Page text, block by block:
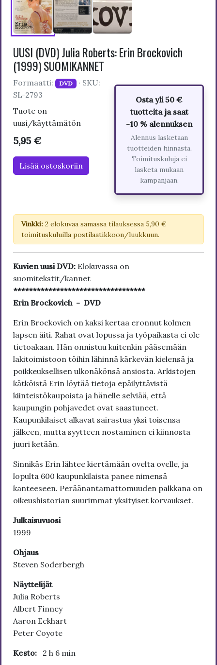
UUSI (DVD) Julia Roberts: Erin Brockovich
(1999) SUOMIKANNET
Formaatti: DVD · SKU:
SL-2793
Tuote on
uusi/käyttämätön
5,95 €
Lisää ostoskoriin
Osta yli 50 €
tuotteita ja saat
-10 % alennuksen
Alennus lasketaan
tuotteiden hinnasta.
Toimituskuluja ei
lasketa mukaan
kampanjaan.
Vinkki: 2 elokuvaa samassa tilauksessa 5,90 €
toimituskuluilla postilaatikkoon/luukkuun.
Kuvien uusi DVD: Elokuvassa on
suomitekstit/kannet
**********************************
Erin Brockovich - DVD
Erin Brockovich on kaksi kertaa eronnut kolmen
lapsen äiti. Rahat ovat lopussa ja työpaikasta ei ole
tietoakaan. Hän onnistuu kuitenkin pääsemään
lakitoimistoon töihin lähinnä kärkevän kielensä ja
poikkeuksellisen ulkonäkönsä ansiosta. Arkistojen
kätköistä Erin löytää tietoja epäilyttävistä
kiinteistökaupoista ja hänelle selviää, että
kaupungin pohjavedet ovat saastuneet.
Kaupunkilaiset alkavat sairastua yksi toisensa
jälkeen, mutta syytteen nostaminen ei kiinnosta
juuri ketään.
Sinnikäs Erin lähtee kiertämään ovelta ovelle, ja
lopulta 600 kaupunkilaista panee nimensä
kanteeseen. Peräänantamattomuuden palkkana on
oikeushistorian suurimmat yksityiset korvaukset.
Julkaisuvuosi
1999
Ohjaus
Steven Soderbergh
Näyttelijät
Julia Roberts
Albert Finney
Aaron Eckhart
Peter Coyote
Kesto: 2 h 6 min